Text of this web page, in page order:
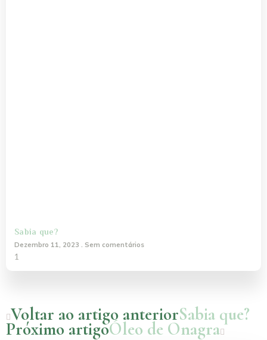
Sabia que?
Dezembro 11, 2023 Sem comentários
Voltar ao artigo anteriorSabia que?
Próximo artigoÓleo de Onagra